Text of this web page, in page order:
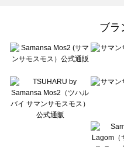
sō4ū（ソウフォーユー）のシューズ一
Te chichi（テチチ）のシューズ一覧
Te chichi CLASSIC（テチチ クラシック
Lugnoncure（ルノンキュール）のシュ
BETTY'S BLUE（べティーズブルー）の
Wpc.（ワールドパーティー）のシュー
ブラ